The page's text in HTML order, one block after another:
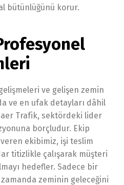
bütünlüğünü korur.
ve gelişen zemin
ve en ufak detayları dâhil
Trafik, sektördeki lider
borçludur. Ekip
ekibimiz, işi teslim
titizlikle çalışarak müşteri
hedefler. Sadece bir
zamanda zeminin geleceğini